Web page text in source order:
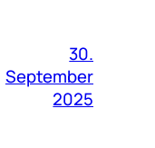
30.
September
2025